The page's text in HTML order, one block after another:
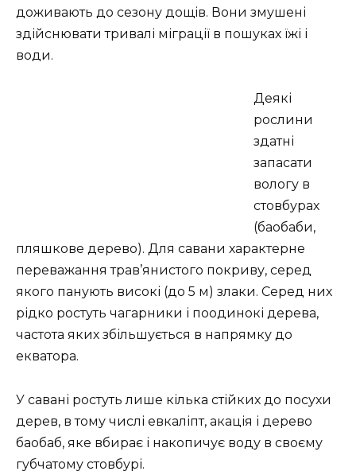
доживають до сезону дощів. Вони змушені
здійснювати тривалі міграції в пошуках їжі і
води.
Деякі
рослини
здатні
запасати
вологу в
стовбурах
(баобаби,
пляшкове дерево). Для савани характерне
переважання трав’янистого покриву, серед
якого панують високі (до 5 м) злаки. Серед них
рідко ростуть чагарники і поодинокі дерева,
частота яких збільшується в напрямку до
екватора.
У савані ростуть лише кілька стійких до посухи
дерев, в тому числі евкаліпт, акація і дерево
баобаб, яке вбирає і накопичує воду в своєму
губчатому стовбурі.